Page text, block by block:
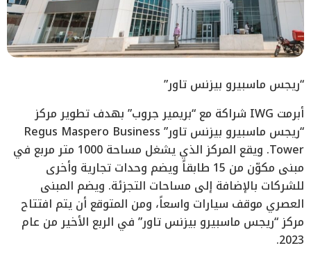
“ريجس ماسبيرو بيزنس تاور”
أبرمت IWG شراكة مع “بريمير جروب” بهدف تطوير مركز
“ريجس ماسبيرو بيزنس تاور” Regus Maspero Business
Tower. ويقع المركز الذي يشغل مساحة 1000 متر مربع في
مبنى مكوّن من 15 طابقاً ويضم وحدات تجارية وأخرى
للشركات بالإضافة إلى مساحات التجزئة. ويضم المبنى
العصري موقف سيارات واسعاً، ومن المتوقع أن يتم افتتاح
مركز “ريجس ماسبيرو بيزنس تاور” في الربع الأخير من عام
2023.